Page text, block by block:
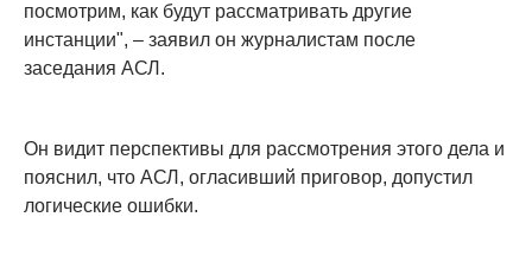
посмотрим, как будут рассматривать другие
инстанции", – заявил он журналистам после
заседания АСЛ.
Он видит перспективы для рассмотрения этого дела и
пояснил, что АСЛ, огласивший приговор, допустил
логические ошибки.